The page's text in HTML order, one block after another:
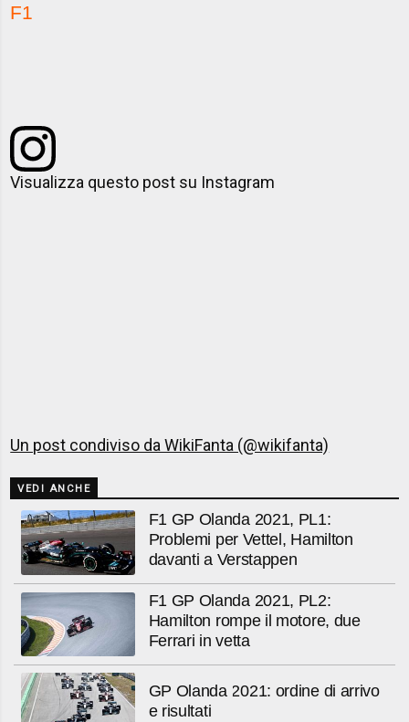
F1
Visualizza questo post su Instagram
Un post condiviso da WikiFanta (@wikifanta)
VEDI ANCHE
F1 GP Olanda 2021, PL1:
Problemi per Vettel, Hamilton
davanti a Verstappen
F1 GP Olanda 2021, PL2:
Hamilton rompe il motore, due
Ferrari in vetta
GP Olanda 2021: ordine di arrivo
e risultati